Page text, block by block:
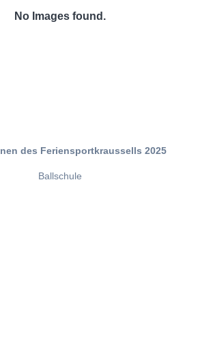
No Images found.
des Feriensportkraussells 2025
Ballschule